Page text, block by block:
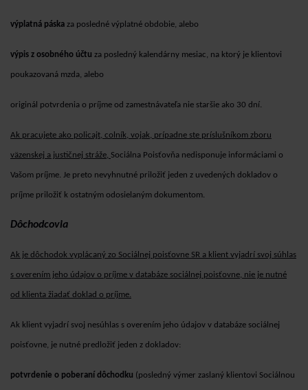
výplatná páska za posledné výplatné obdobie, alebo
výpis z osobného účtu za posledný kalendárny mesiac, na ktorý je klientovi
poukazovaná mzda, alebo
originál potvrdenia o príjme od zamestnávateľa nie staršie ako 30 dní.
Ak pracujete ako policajt, colník, vojak, prípadne ste príslušníkom zboru
väzenskej a justičnej stráže, Sociálna Poisťovňa nedisponuje informáciami o
Vašom príjme. Je preto nevyhnutné priložiť jeden z uvedených dokladov o
príjme priložiť k ostatným odosielaným dokumentom.
Dôchodcovia
Ak je dôchodok vyplácaný zo Sociálnej poisťovne SR a klient vyjadrí svoj súhlas
s overením jeho údajov o príjme v databáze sociálnej poisťovne, nie je nutné
od klienta žiadať doklad o príjme.
Ak klient vyjadrí svoj nesúhlas s overením jeho údajov v databáze sociálnej
poisťovne, je nutné predložiť jeden z dokladov:
potvrdenie o poberaní dôchodku (posledný výmer zaslaný klientovi Sociálnou